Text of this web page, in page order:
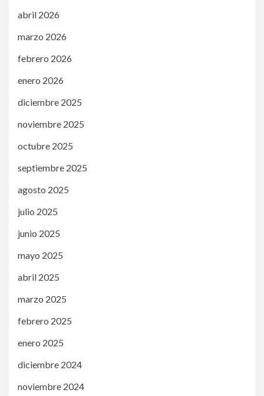
abril 2026
marzo 2026
febrero 2026
enero 2026
diciembre 2025
noviembre 2025
octubre 2025
septiembre 2025
agosto 2025
julio 2025
junio 2025
mayo 2025
abril 2025
marzo 2025
febrero 2025
enero 2025
diciembre 2024
noviembre 2024